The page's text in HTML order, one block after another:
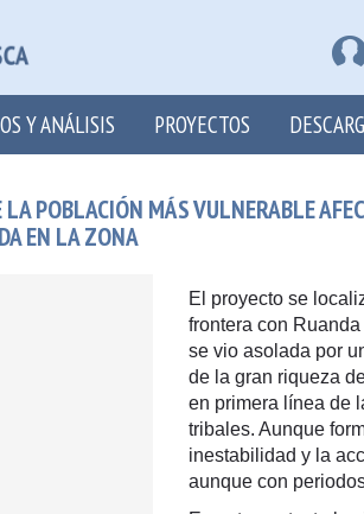
Y ANÁLISIS PROYECTOS
POBLACIÓN MÁS VULNERABLE
EN LA ZONA
El proyecto se
frontera con
se vio asolada por
de la gran riqueza
en primera línea de
tribales. Aunque
inestabilidad y la
aunque con